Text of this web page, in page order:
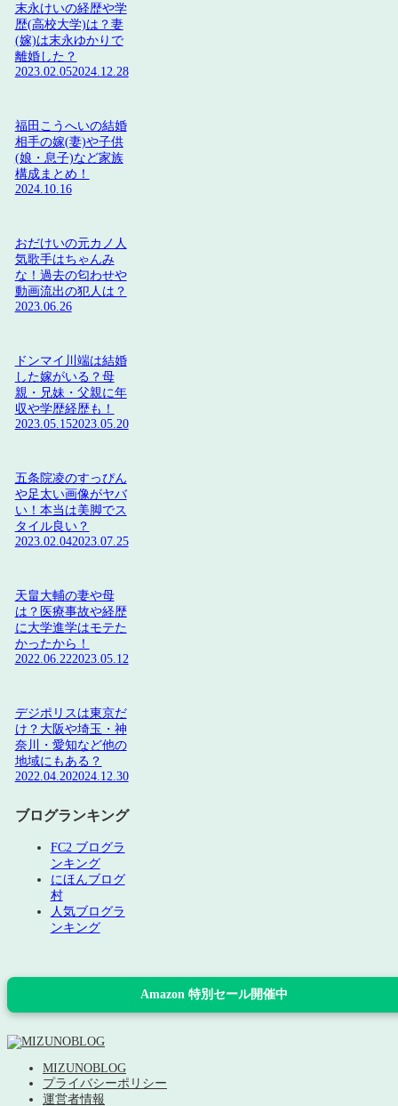
末永けいの経歴や学
歴(高校大学)は？妻
(嫁)は末永ゆかりで
離婚した？
2023.02.052024.12.28
福田こうへいの結婚
相手の嫁(妻)や子供
(娘・息子)など家族
構成まとめ！
2024.10.16
おだけいの元カノ人
気歌手はちゃんみ
な！過去の匂わせや
動画流出の犯人は？
2023.06.26
ドンマイ川端は結婚
した嫁がいる？母
親・兄妹・父親に年
収や学歴経歴も！
2023.05.152023.05.20
五条院凌のすっぴん
や足太い画像がヤバ
い！本当は美脚でス
タイル良い？
2023.02.042023.07.25
天畠大輔の妻や母
は？医療事故や経歴
に大学進学はモテた
かったから！
2022.06.222023.05.12
デジポリスは東京だ
け？大阪や埼玉・神
奈川・愛知など他の
地域にもある？
2022.04.202024.12.30
ブログランキング
FC2 ブログラ
ンキング
にほんブログ
村
人気ブログラ
ンキング
Amazon 特別セール開催中
MIZUNOBLOG
プライバシーポリシー
運営者情報